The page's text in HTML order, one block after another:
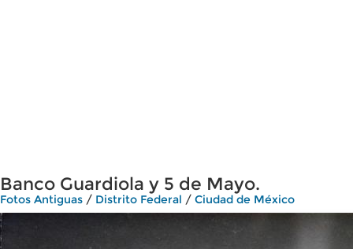
Banco Guardiola y 5 de Mayo.
Fotos Antiguas / Distrito Federal / Ciudad de México